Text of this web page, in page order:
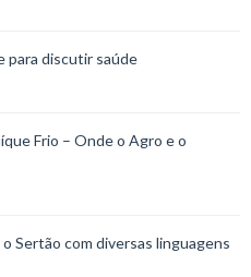
para discutir saúde
Frio – Onde o Agro e o
Sertão com diversas linguagens